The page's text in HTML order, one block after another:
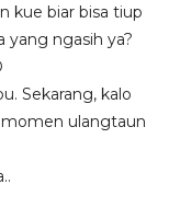
kue biar bisa tiup
yang ngasih ya?
Sekarang, kalo
ulangtaun